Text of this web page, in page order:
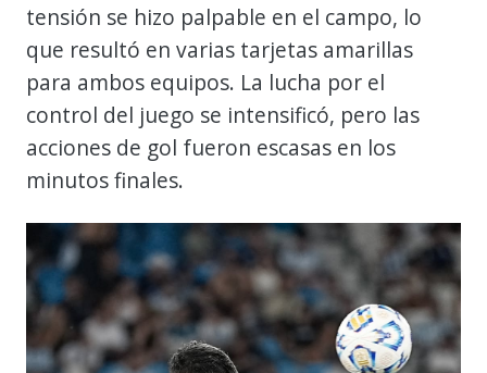
tensión se hizo palpable en el campo, lo
que resultó en varias tarjetas amarillas
para ambos equipos. La lucha por el
control del juego se intensificó, pero las
acciones de gol fueron escasas en los
minutos finales.